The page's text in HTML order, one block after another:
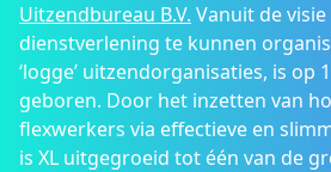
Uitzendbureau B.V. Vanuit de
dienstverlening te kunnen
‘logge’ uitzendorganisaties, is op
geboren. Door het inzetten van
flexwerkers via effectieve en
is XL uitgegroeid tot één van de